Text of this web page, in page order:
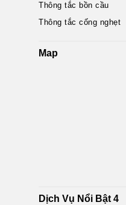
Thông tắc bồn cầu
Thông tắc cống nghẹt
Map
Dịch Vụ Nổi Bật 4